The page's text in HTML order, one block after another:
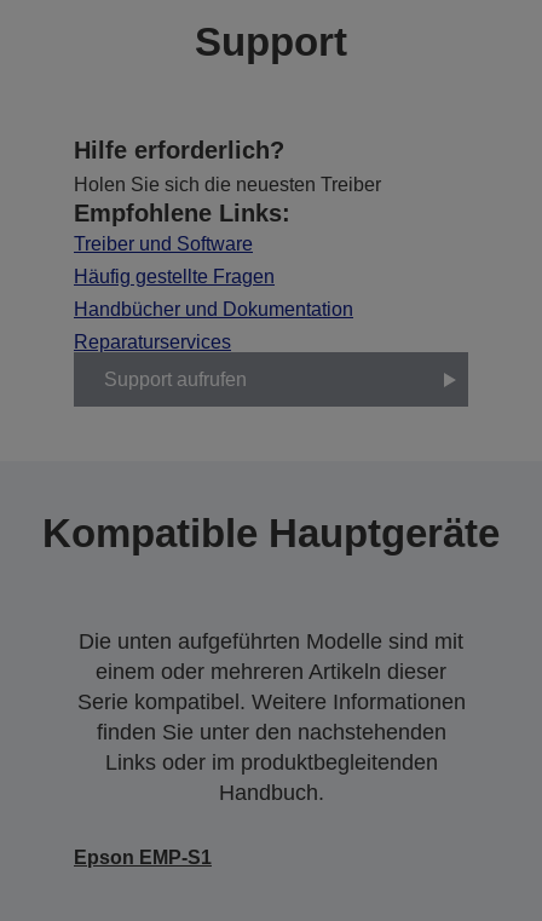
Support
Hilfe erforderlich?
Holen Sie sich die neuesten Treiber
Empfohlene Links:
Treiber und Software
Häufig gestellte Fragen
Handbücher und Dokumentation
Reparaturservices
Support aufrufen
Kompatible Hauptgeräte
Die unten aufgeführten Modelle sind mit
einem oder mehreren Artikeln dieser
Serie kompatibel. Weitere Informationen
finden Sie unter den nachstehenden
Links oder im produktbegleitenden
Handbuch.
Epson EMP-S1